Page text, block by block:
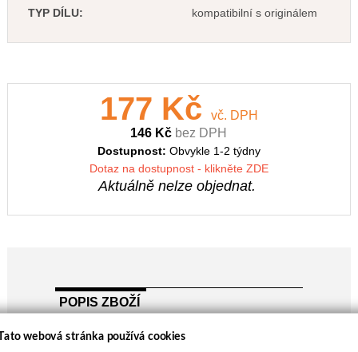
TYP DÍLU:
kompatibilní s originálem
177 Kč
vč. DPH
146 Kč bez DPH
Dostupnost: Obvykle 1-2 týdny
Dotaz na dostupnost - klikněte ZDE
Aktuálně nelze objednat.
POPIS ZBOŽÍ
Alko 38E, 38B, 38BH, 38EH, GLE380, GLB380
webová stránka používá cookies